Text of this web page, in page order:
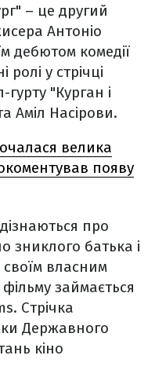
– це другий
Антоніо
дебютом комедії
у стрічці
"Курган і
Аміл Насірови.
велика
появу
про
зниклого батька і
власним
займається
Стрічка
Державного
кіно